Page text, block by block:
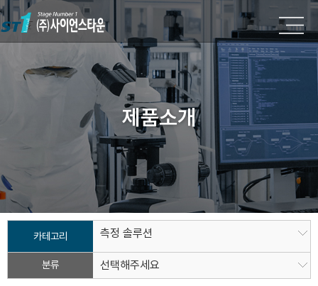
제품소개
카테고리 측정 솔루션
분류 선택해주세요